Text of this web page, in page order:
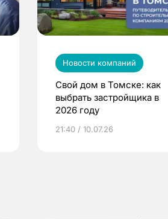
Новости компаний
Свой дом в Томске: как
выбрать застройщика в
2026 году
21:40 / 10.07.26